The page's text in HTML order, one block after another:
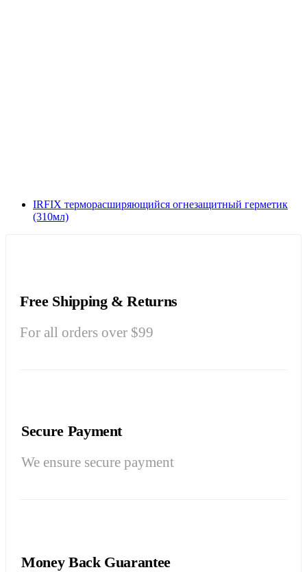
IRFIX терморасширяющийся огнезащитный герметик
(310мл)
Free Shipping & Returns
For all orders over $99
Secure Payment
We ensure secure payment
Money Back Guarantee